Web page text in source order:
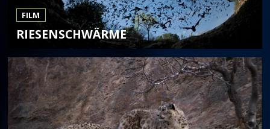
FILM
RIESENSCHWÄRME